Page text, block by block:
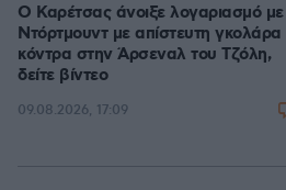
Ο Καρέτσας άνοιξε λογαριασμό με
Ντόρτμουντ με απίστευτη γκολάρα
κόντρα στην Άρσεναλ του Τζόλη,
δείτε βίντεο
09.08.2026, 17:09